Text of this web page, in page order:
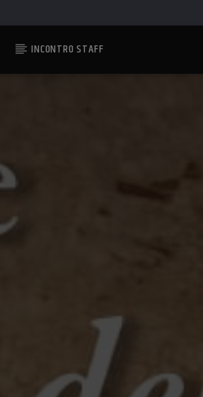
INCONTRO STAFF